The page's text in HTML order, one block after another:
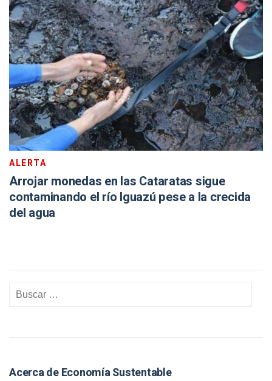
ALERTA
Arrojar monedas en las Cataratas sigue
contaminando el río Iguazú pese a la crecida
del agua
Acerca de Economía Sustentable